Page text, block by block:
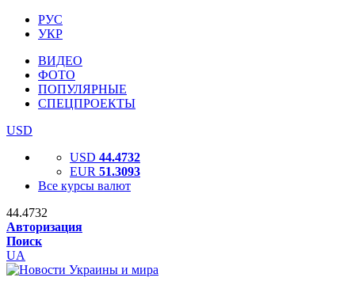
РУС
УКР
ВИДЕО
ФОТО
ПОПУЛЯРНЫЕ
СПЕЦПРОЕКТЫ
USD
USD 44.4732
EUR 51.3093
Все курсы валют
44.4732
Авторизация
Поиск
UA